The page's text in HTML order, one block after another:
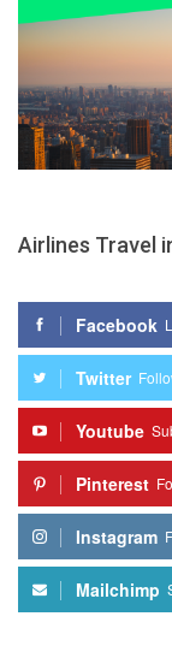
Airlines Travel
Facebook
Twitter
Youtube
Pinterest
Instagram
Mailchimp